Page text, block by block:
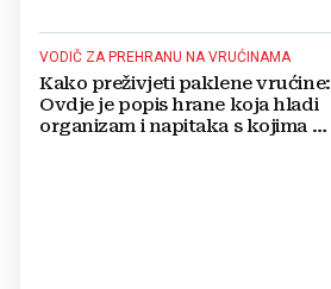
VODIČ ZA PREHRANU NA VRUĆINAMA
Kako preživjeti paklene vrućine:
Ovdje je popis hrane koja hladi
organizam i napitaka s kojima si